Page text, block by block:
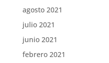
agosto 2021
julio 2021
junio 2021
febrero 2021